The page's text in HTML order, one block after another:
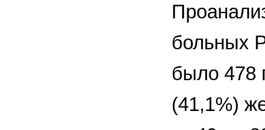
больных
было 478
(41,1%)